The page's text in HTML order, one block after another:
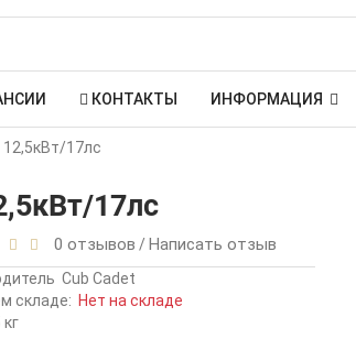
КОНТАКТЫ ИНФОРМАЦИЯ
12,5кВт/17лс
17лс
0 отзывов / Написать отзыв
Cub Cadet
складе: Нет на складе